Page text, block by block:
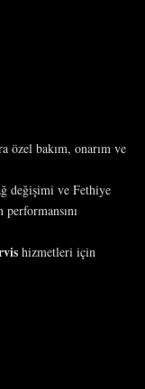
özel bakım, onarım ve
değişimi ve Fethiye
performansını
hizmetleri için